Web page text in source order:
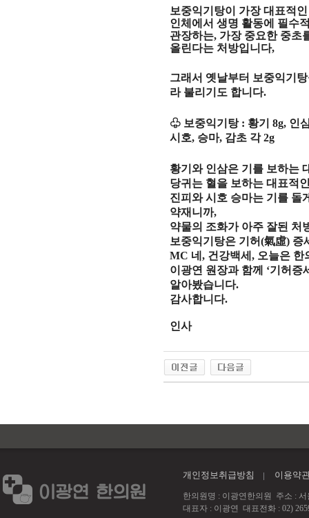
보중익기탕이 가장 대표적
인체에서 생명 활동에 필수
관장하는, 가장 중요한 중초
올린다는 처방입니다,
그래서 옛날부터 보중익기
라 불리기도 합니다.
♧ 보중익기탕 : 황기8g, 인
시호, 승마, 감초 각2g
황기와 인삼은 기를 보하는
당귀는 혈을 보하는 대표적
진피와 시호 승마는 기를 돌
약재니까,
약물의 조화가 아주 잘된 처
보중익기탕은 기허(氣虛) 증
MC 네, 건강백세, 오늘은 한
이광연 원장과 함께 ‘기허증
알아봤습니다.
감사합니다.
인사
개인정보취급방침 이용약
한의원명 : 이광연한의원 주소 : 서
대표자 : 이광연 대표전화 : 02)